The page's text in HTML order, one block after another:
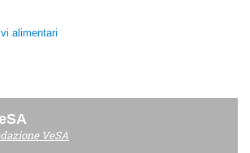
alimentari
VeSA